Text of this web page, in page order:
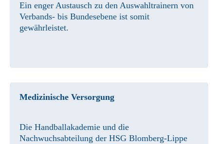
Ein enger Austausch zu den Auswahltrainern von
Verbands- bis Bundesebene ist somit
gewährleistet.
Medizinische Versorgung
Die Handballakademie und die
Nachwuchsabteilung der HSG Blomberg-Lippe